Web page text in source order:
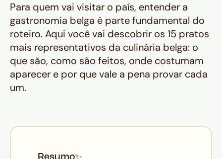
Para quem vai visitar o país, entender a
gastronomia belga é parte fundamental do
roteiro. Aqui você vai descobrir os 15 pratos
mais representativos da culinária belga: o
que são, como são feitos, onde costumam
aparecer e por que vale a pena provar cada
um.